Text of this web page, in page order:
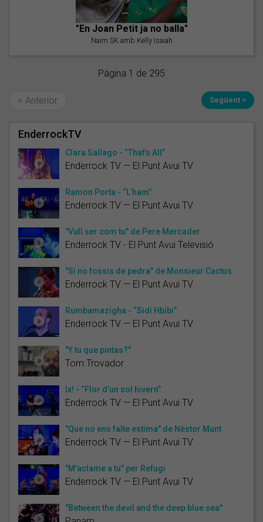
"En Joan Petit ja no balla"
Naim SK amb Kelly Isaiah
Pàgina 1 de 295
< Anterior Següent >
EnderrockTV
Clara Sallago - “That’s All”
Enderrock TV — El Punt Avui TV
Ramon Porta - “L’ham”
Enderrock TV — El Punt Avui TV
"Vull ser com tu" de Pere Mercader
Enderrock TV - El Punt Avui Televisió
"Si no fossis de pedra" de Monsieur Cactus
Enderrock TV — El Punt Avui TV
Rumbamazigha - “Sidi Hbibi”
Enderrock TV — El Punt Avui TV
"Y tu que pintas?"
Tom Trovador
Ix! - “Flor d’un sol hivern”
Enderrock TV — El Punt Avui TV
"Que no ens falte estima" de Nèstor Munt
Enderrock TV — El Punt Avui TV
"M'aclame a tu" per Refugi
Enderrock TV — El Punt Avui TV
"Between the devil and the deep blue sea"